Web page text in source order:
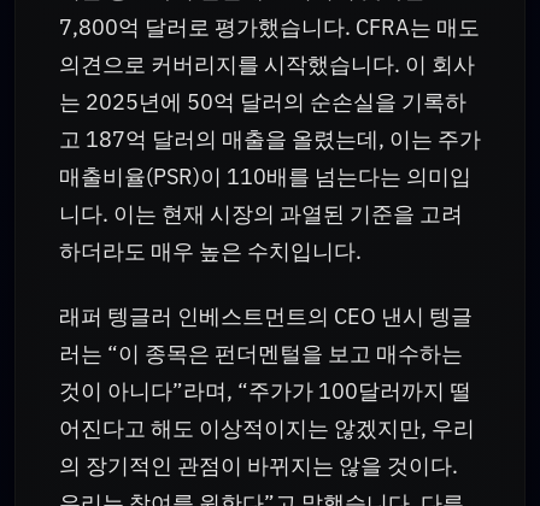
7,800억 달러로 평가했습니다. CFRA는 매도
의견으로 커버리지를 시작했습니다. 이 회사
는 2025년에 50억 달러의 순손실을 기록하
고 187억 달러의 매출을 올렸는데, 이는 주가
매출비율(PSR)이 110배를 넘는다는 의미입
니다. 이는 현재 시장의 과열된 기준을 고려
하더라도 매우 높은 수치입니다.
래퍼 텡글러 인베스트먼트의 CEO 낸시 텡글
러는 “이 종목은 펀더멘털을 보고 매수하는
것이 아니다”라며, “주가가 100달러까지 떨
어진다고 해도 이상적이지는 않겠지만, 우리
의 장기적인 관점이 바뀌지는 않을 것이다.